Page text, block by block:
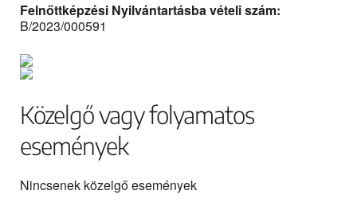
Felnőttképzési Nyilvántartásba vételi szám:
B/2023/000591
Közelgő vagy folyamatos
események
Nincsenek közelgő események